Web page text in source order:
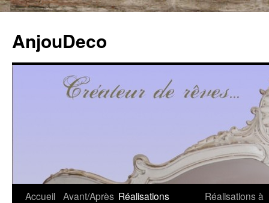
contenu
AnjouDeco
Accueil Avant/Après Réalisations
Réalisations à